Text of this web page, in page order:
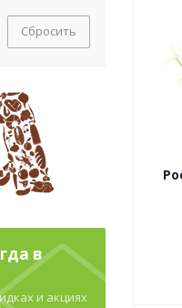
Сбросить
в
и акциях